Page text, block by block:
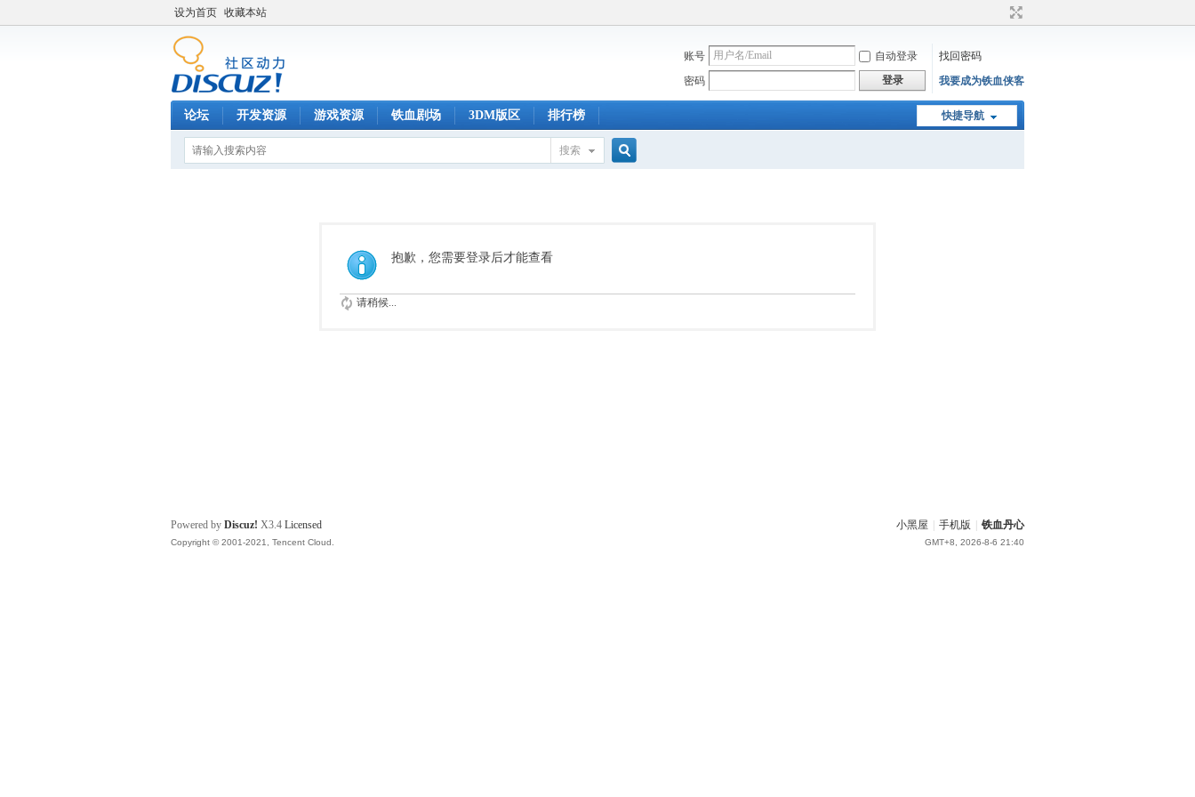
设为首页 收藏本站
账号 自动登录
找回密码
密码
登录 我要成为铁血侠客
快捷导航
论坛 开发资源 游戏资源 铁血剧场 3DM版区 排行榜
搜索
抱歉，您需要登录后才能查看
请稍候...
小黑屋 手机版 铁血丹心
GMT+8, 2026-8-6 21:40
Powered by Discuz! X3.4 Licensed
Copyright © 2001-2021, Tencent Cloud.